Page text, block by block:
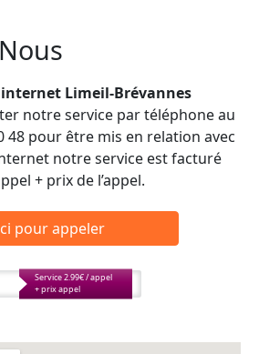
Limeil-Brévannes
notre service par téléphone au
48 pour être mis en relation avec
notre service est facturé
+ prix de l’appel.
pour appeler
Service 2.99€ / appel
+ prix appel